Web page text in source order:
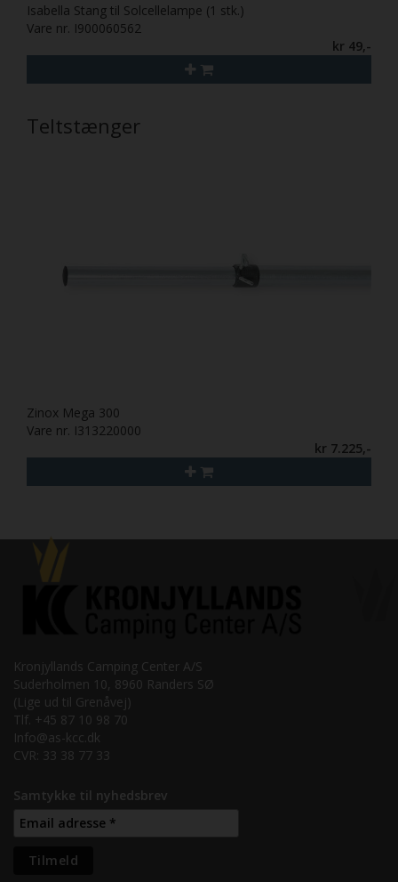
Isabella Stang til Solcellelampe (1 stk.)
Vare nr. I900060562
kr 49,-
Teltstænger
Zinox Mega 300
Vare nr. I313220000
kr 7.225,-
Kronjyllands Camping Center A/S
Suderholmen 10, 8960 Randers SØ
(Lige ud til Grenåvej)
Tlf. +45 87 10 98 70
Info@as-kcc.dk
CVR: 33 38 77 33
Samtykke til nyhedsbrev